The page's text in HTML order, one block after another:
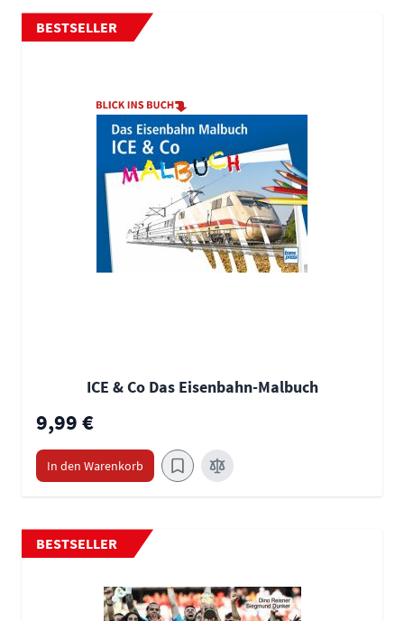
BESTSELLER
ICE & Co Das Eisenbahn-Malbuch
9,99 €
In den Warenkorb
BESTSELLER